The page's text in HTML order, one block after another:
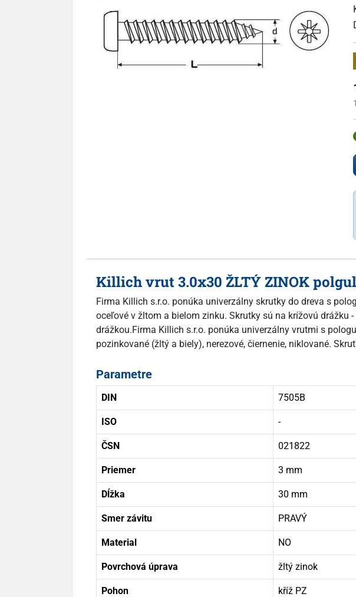
Killich vrut 3.0x30 ŽLTÝ ZINOK
Firma Killich s.r.o. ponúka univerzálny skrutky do dreva s
oceľové v žltom a bielom zinku. Skrutky sú na krížovú
drážkou.Firma Killich s.r.o. ponúka univerzálny vrutmi s
pozinkované (žltý a biely), nerezové, čiernenie, niklované.
Parametre
DIN 7505B
ISO -
ČSN 021822
Priemer 3 mm
Dĺžka 30 mm
Smer závitu PRAVÝ
Material NO
Povrchová úprava žltý zinok
Pohon kříž PZ